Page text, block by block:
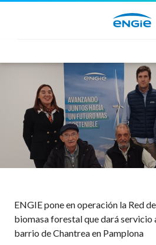
ENGIE pone en operación la Red
biomasa forestal que dará servicio
barrio de Chantrea en Pamplona